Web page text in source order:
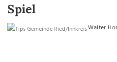
Spiel
Walter